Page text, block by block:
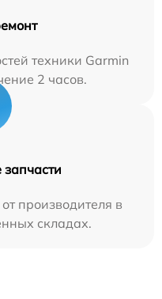
техники Garmin
2 часов.
производителя в
складах.